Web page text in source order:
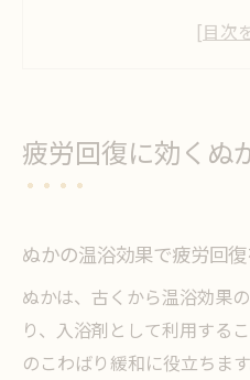
ぬか成分が筋肉疲
ぬか配合の入浴剤で
ぬか配合入浴剤
本当に効くぬか入
入浴剤ランキン
ぬかの自然パワー
話題のぬか由来成分
疲労回復に効くぬ
ぬかの温浴効果で疲労回
ぬかは、古くから温浴効果
り、入浴剤として利用する
のこわばり緩和に役立ちま